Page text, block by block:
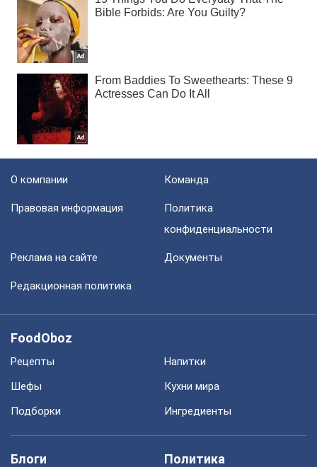
О компании Команда
Правовая информация
Политика
конфиденциальности
Реклама на сайте Документы
Редакционная политика
FoodOboz
Рецепты
Напитки
Шефы
Кухни мира
Подборки
Ингредиенты
Блоги Политика